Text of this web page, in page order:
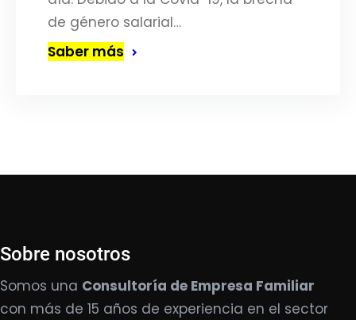
de género salarial…
Saber más
Sobre nosotros
Somos una Consultoría de Empresa Familiar
con más de 15 años de experiencia en el sector